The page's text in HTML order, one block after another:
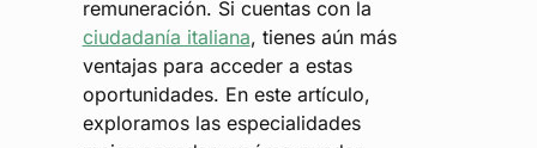
remuneración. Si cuentas con la
ciudadanía italiana, tienes aún más
ventajas para acceder a estas
oportunidades. En este artículo,
exploramos las especialidades